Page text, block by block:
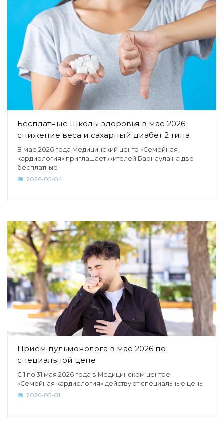
Бесплатные Школы здоровья в мае 2026:
снижение веса и сахарный диабет 2 типа
В мае 2026 года Медицинский центр «Семейная
кардиология» приглашает жителей Барнаула на две
бесплатные
2026-05-04
Прием пульмонолога в мае 2026 по
специальной цене
С 1 по 31 мая 2026 года в Медицинском центре
«Семейная кардиология» действуют специальные цены
2026-05-01